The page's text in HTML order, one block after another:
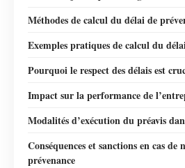
Méthodes de calcul du délai de
Exemples pratiques de calcul du
Pourquoi le respect des délais est
Impact sur la performance de
Modalités d’exécution du préavis
Conséquences et sanctions en cas
prévenance